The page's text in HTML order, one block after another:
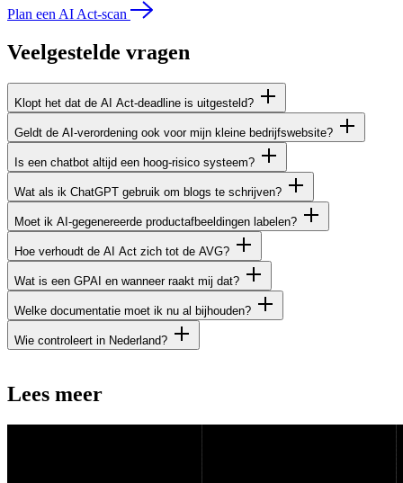
Plan een AI Act-scan
Veelgestelde vragen
Klopt het dat de AI Act-deadline is uitgesteld?
Geldt de AI-verordening ook voor mijn kleine bedrijfswebsite?
Is een chatbot altijd een hoog-risico systeem?
Wat als ik ChatGPT gebruik om blogs te schrijven?
Moet ik AI-gegenereerde productafbeeldingen labelen?
Hoe verhoudt de AI Act zich tot de AVG?
Wat is een GPAI en wanneer raakt mij dat?
Welke documentatie moet ik nu al bijhouden?
Wie controleert in Nederland?
Lees meer